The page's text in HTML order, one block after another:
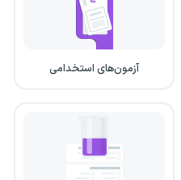
آزمون‌های استخدامی